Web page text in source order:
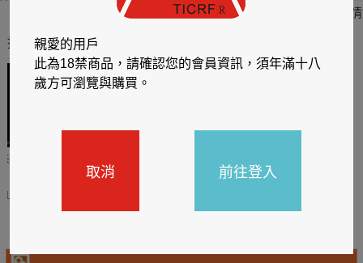
六
四
推薦你買好東西
控筆
年
親愛的用戶
此為18禁商品，請確認您的會員資訊，須年滿十八
歲方可瀏覽與購買。
取消 前往登入